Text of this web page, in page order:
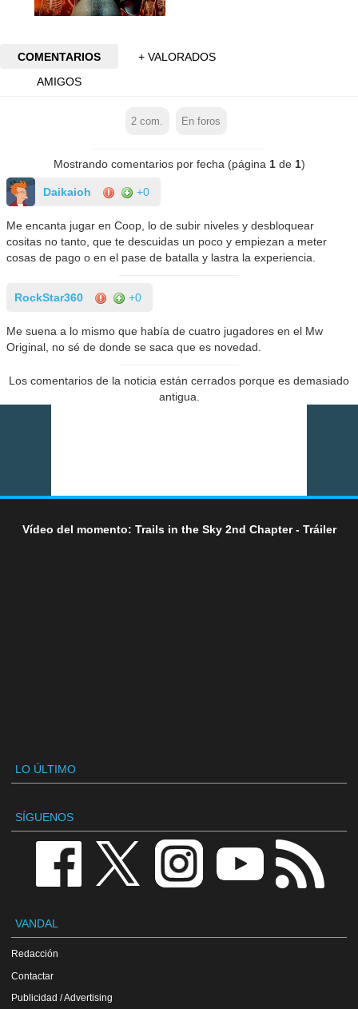
COMENTARIOS
+ VALORADOS
AMIGOS
2 com. En foros
Mostrando comentarios por fecha (página 1de 1)
Daikaioh +0
Me encanta jugar en Coop, lo de subir niveles y desbloquear
cositas no tanto, que te descuidas un poco y empiezan a meter
cosas de pago o en el pase de batalla y lastra la experiencia.
RockStar360 +0
Me suena a lo mismo que había de cuatro jugadores en el Mw
Original, no sé de donde se saca que es novedad.
Los comentarios de la noticia están cerrados porque es demasiado
antigua.
Vídeo del momento: Trails in the Sky 2nd Chapter - Tráiler
LO ÚLTIMO
SÍGUENOS
VANDAL
Redacción
Contactar
Publicidad / Advertising